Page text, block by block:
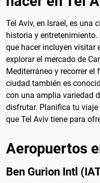
Tel Aviv, en Israel, es una
historia y
que hacer incluyen visitar
explorar el mercado de
Mediterráneo y recorrer
ciudad también es
con una amplia variedad
disfrutar. Planifica tu
que Tel Aviv tiene para
Aeropuertos
Ben Gurion Intl